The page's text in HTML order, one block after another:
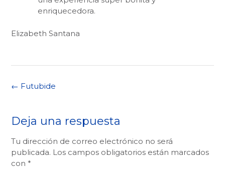
enriquecedora.
Elizabeth Santana
Navegación
entrada
← Futubide
Deja una respuesta
Tu dirección de correo electrónico no será
publicada. Los campos obligatorios están marcados
con *